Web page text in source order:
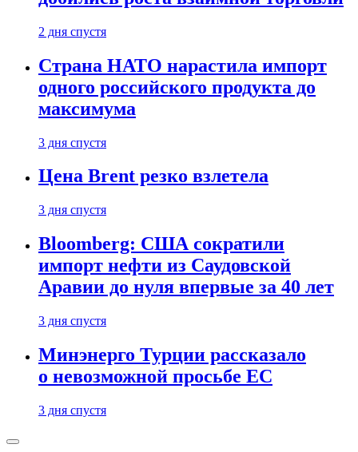
2 дня спустя
Страна НАТО нарастила импорт
одного российского продукта до
максимума
3 дня спустя
Цена Brent резко взлетела
3 дня спустя
Bloomberg: США сократили
импорт нефти из Саудовской
Аравии до нуля впервые за 40 лет
3 дня спустя
Минэнерго Турции рассказало
о невозможной просьбе ЕС
3 дня спустя